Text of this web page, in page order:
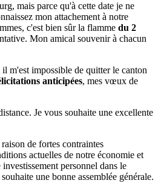
mais parce qu'à cette date je ne
mon attachement à notre
c'est bien sûr la flamme du 2
Mon amical souvenir à chacun
m'est impossible de quitter le canton
anticipées, mes vœux de
Je vous souhaite une excellente
de fortes contraintes
actuelles de notre économie et
personnel dans le
une bonne assemblée générale.